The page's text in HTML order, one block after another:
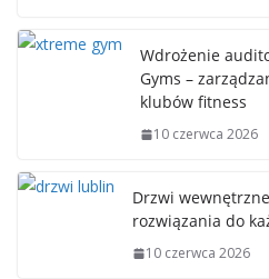
Wdrożenie
Gyms –
klubów fitness
10 czerwca 2026
Drzwi
rozwiązania do
10 czerwca 2026